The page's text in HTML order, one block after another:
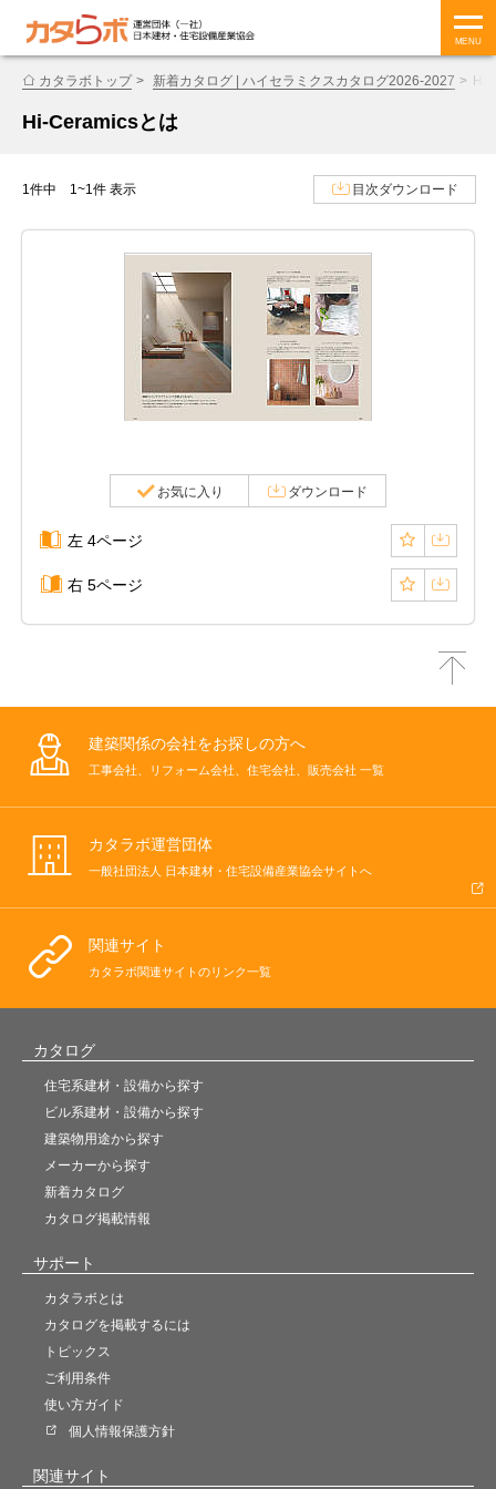
MENU
カタラボトップ 新着カタログ | ハイセラミクスカタログ2026-2027 Hi-
Hi-Ceramicsとは
1件中 1~1件 表示 目次ダウンロード
お気に入り ダウンロード
左 4ページ
右 5ページ
建築関係の会社をお探しの方へ
工事会社、リフォーム会社、住宅会社、販売会社 一覧
カタラボ運営団体
一般社団法人 日本建材・住宅設備産業協会サイトへ
関連サイト
カタラボ関連サイトのリンク一覧
カタログ
住宅系建材・設備から探す
ビル系建材・設備から探す
建築物用途から探す
メーカーから探す
新着カタログ
カタログ掲載情報
サポート
カタラボとは
カタログを掲載するには
トピックス
ご利用条件
使い方ガイド
個人情報保護方針
関連サイト